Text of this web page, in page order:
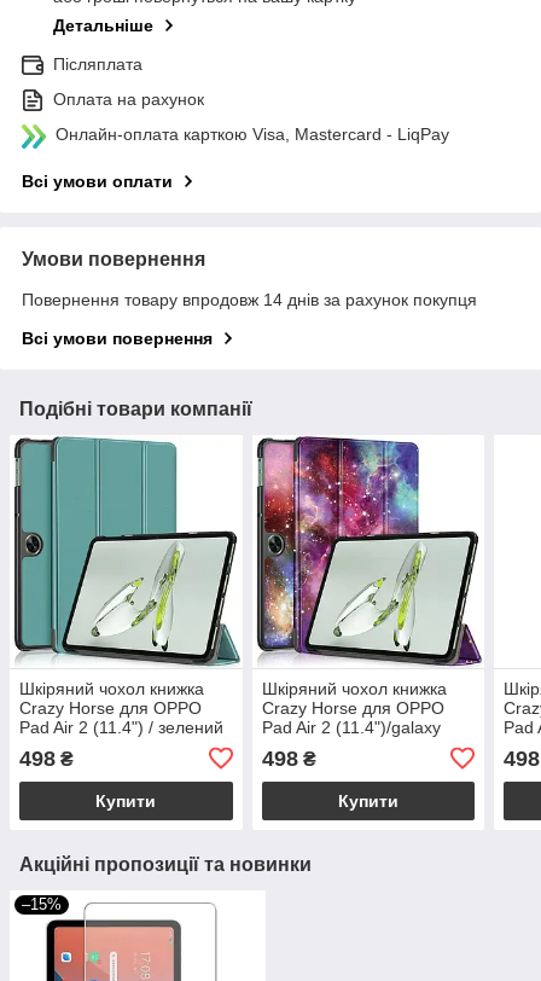
Детальніше
Післяплата
Оплата на рахунок
Онлайн-оплата карткою Visa, Mastercard - LiqPay
Всі умови оплати
Умови повернення
Повернення товару впродовж 14 днів за рахунок покупця
Всі умови повернення
Подібні товари компанії
Шкіряний чохол книжка
Crazy Horse для OPPO
Pad Air 2 (11.4") / зелений
498 ₴
Купити
Шкіряний чохол книжка
Crazy Horse для OPPO
Pad Air 2 (11.4")/galaxy
498₴
Купити
Pad
498
Акційні пропозиції та новинки
–15%